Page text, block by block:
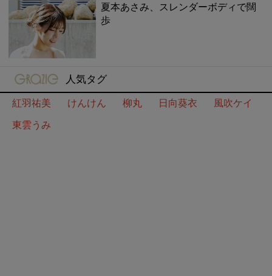
夏本あさみ、スレンダーボディで闊
歩
gravure-grazie
人気タグ
紅羽祐美
けんけん 柳丸 日向葵衣
風吹ケイ
東雲うみ